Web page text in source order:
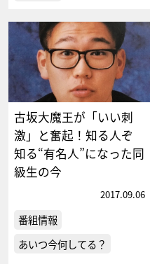
古坂大魔王が「いい刺
激」と奮起！知る人ぞ
知る“有名人”になった同
級生の今
2017.09.06
番組情報
あいつ今何してる？